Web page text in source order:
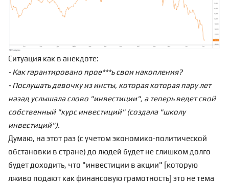
Ситуация как в анекдоте:
- Как гарантировано прое***ь свои накопления?
- Послушать девочку из инсты, которая которая пару лет
назад услышала слово "инвестиции", а теперь ведет свой
собственный "курс инвестиций" (создала "школу
инвестиций").
Думаю, на этот раз (с учетом экономико-политической
обстановки в стране) до людей будет не слишком долго
будет доходить, что "инвестиции в акции" [которую
лживо подают как финансовую грамотность] это не тема